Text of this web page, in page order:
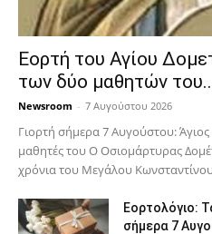
Εορτή του Αγίου
των δύο μαθητών
Newsroom - 7 Αυγούστου 2026
Γιορτή σήμερα 7 Αυγούστου:
μαθητές του Ο Oσιομάρτυρας
χρόνια του Μεγάλου
Εορτολόγιο:
σήμερα 7